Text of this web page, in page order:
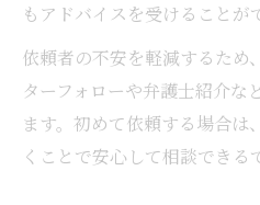
もアドバイスを受けることが
依頼者の不安を軽減するため
ターフォローや弁護士紹介な
ます。初めて依頼する場合は
くことで安心して相談できる